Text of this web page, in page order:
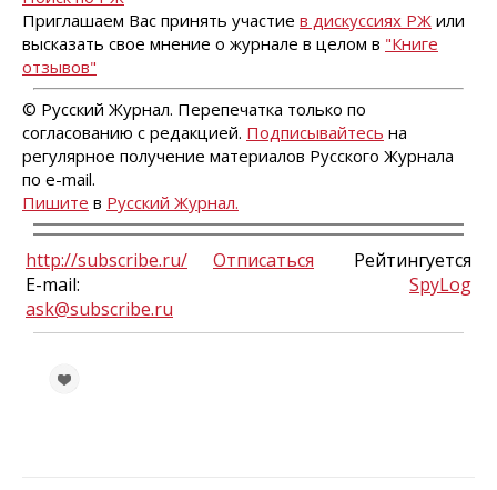
Приглашаем Вас принять участие в дискуссиях РЖ или
высказать свое мнение о журнале в целом в "Книге
отзывов"
© Русский Журнал. Перепечатка только по
согласованию с редакцией. Подписывайтесь на
регулярное получение материалов Русского Журнала
по e-mail.
Пишите в Русский Журнал.
http://subscribe.ru/
E-mail:
ask@subscribe.ru
Отписаться
Рейтингуется
SpyLog